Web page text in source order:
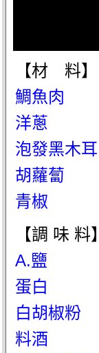
【材 料】
鯛魚肉
洋蔥
泡發黑木耳
胡蘿蔔
青椒
【調 味 料】
A.鹽
蛋白
白胡椒粉
料酒